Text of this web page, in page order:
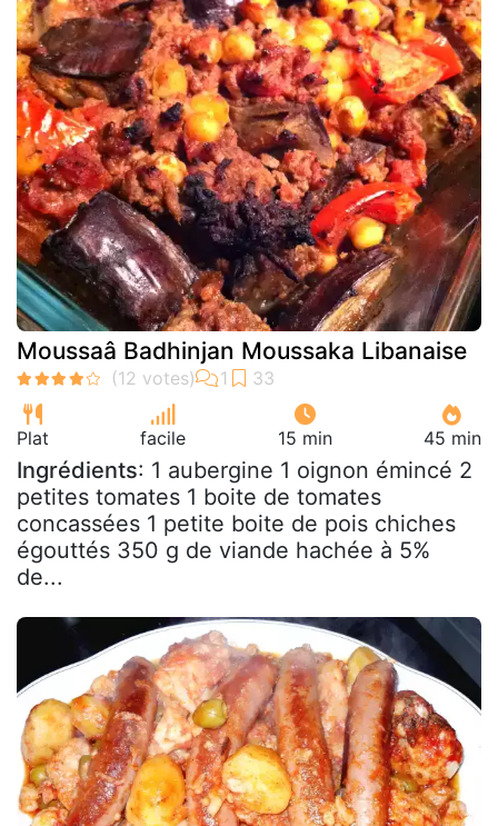
Moussaâ Badhinjan Moussaka Libanaise
Plat facile 15 min 45 min
Ingrédients: 1 aubergine 1 oignon émincé 2
petites tomates 1 boite de tomates
concassées 1 petite boite de pois chiches
égouttés 350 g de viande hachée à 5%
de...